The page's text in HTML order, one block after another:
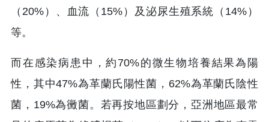
（20%）、血流（15%）及泌尿生殖系統（14%）
等。
而在感染病患中，約70%的微生物培養結果為陽
性，其中47%為革蘭氏陽性菌，62%為革蘭氏陰性
菌，19%為黴菌。若再按地區劃分，亞洲地區最常